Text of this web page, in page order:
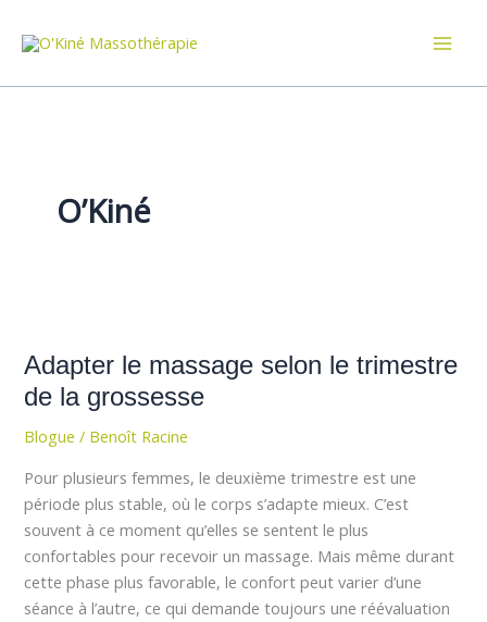
O’Kiné
Adapter le massage selon le trimestre
de la grossesse
Blogue / Benoît Racine
Pour plusieurs femmes, le deuxième trimestre est une
période plus stable, où le corps s’adapte mieux. C’est
souvent à ce moment qu’elles se sentent le plus
confortables pour recevoir un massage. Mais même durant
cette phase plus favorable, le confort peut varier d’une
séance à l’autre, ce qui demande toujours une réévaluation
massage
selon
trimestre
de
grossesse